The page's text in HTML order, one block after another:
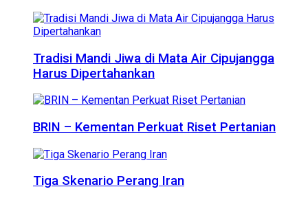
Tradisi Mandi Jiwa di Mata Air Cipujangga
Harus Dipertahankan
BRIN – Kementan Perkuat Riset Pertanian
Tiga Skenario Perang Iran